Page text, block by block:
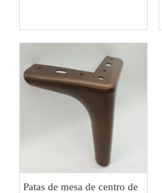
Patas de mesa de centro de